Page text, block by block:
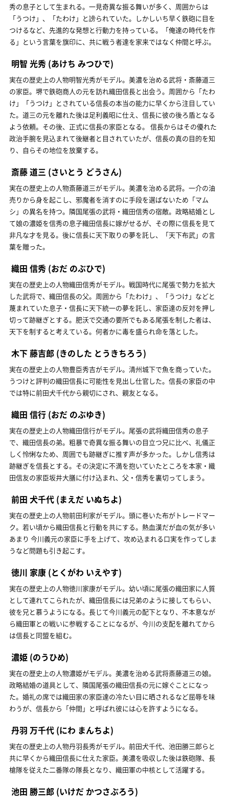
秀の息子として生まれる。一見奇異な振る舞いが多く、周囲からは
「うつけ」、「たわけ」と謗られていた。しかしいち早く鉄砲に目を
つけるなど、先進的な発想と行動力を持っている。「俺達の時代を作
る」という言葉を旗印に、共に戦う者達を家来ではなく仲間と呼ぶ。
明智 光秀 (あけち みつひで)
実在の歴史上の人物明智光秀がモデル。美濃を治める武将・斎藤道三
の家臣。堺で鉄砲商人の元を訪れ織田信長と出会う。周囲から「たわ
け」「うつけ」とされている信長の本当の能力に早くから注目してい
た。道三の元を離れた後は足利義昭に仕え、信長に彼の後ろ盾となる
よう依頼。その後、正式に信長の家臣となる。 信長からはその優れた
政治手腕を見込まれて後継者と目されていたが、信長の真の目的を知
り、自らその地位を放棄する。
斎藤 道三 (さいとう どうさん)
実在の歴史上の人物斎藤道三がモデル。美濃を治める武将。一介の油
売りから身を起こし、邪魔者を消すのに手段を選ばないため「マム
シ」の異名を持つ。隣国尾張の武将・織田信秀の宿敵。政略結婚とし
て娘の濃姫を信秀の息子織田信長に嫁がせるが、その際に信長を見て
非凡な才を見る。後に信長に天下取りの夢を託し、「天下布武」の言
葉を贈った。
織田 信秀 (おだ のぶひで)
実在の歴史上の人物織田信秀がモデル。戦国時代に尾張で勢力を拡大
した武将で、織田信長の父。周囲から「たわけ」、「うつけ」などと
蔑まれていた息子・信長に天下統一の夢を託し、家臣達の反対を押し
切って跡継ぎとする。肥沃で交通の要所でもある尾張を制した者は、
天下を制すると考えている。何者かに毒を盛られ命を落とした。
木下 藤吉郎 (きのした とうきちろう)
実在の歴史上の人物豊臣秀吉がモデル。清州城下で魚を商っていた。
うつけと評判の織田信長に可能性を見出し仕官した。信長の家臣の中
では特に前田犬千代から親切にされ、親友となる。
織田 信行 (おだ のぶゆき)
実在の歴史上の人物織田信行がモデル。尾張の武将織田信秀の息子
で、織田信長の弟。粗暴で奇異な振る舞いの目立つ兄に比べ、礼儀正
しく怜悧なため、周囲でも跡継ぎに推す声が多かった。しかし信秀は
跡継ぎを信長とする。その決定に不満を抱いていたところを本家・織
田信友の家臣坂井大膳に付け込まれ、父・信秀を裏切ってしまう。
前田 犬千代 (まえだ いぬちよ)
実在の歴史上の人物前田利家がモデル。頭に巻いた布がトレードマー
ク。若い頃から織田信長と行動を共にする。熱血漢だが血の気が多い
あまり 今川義元の家臣に手を上げて、攻め込まれる口実を作ってしま
うなど問題も引き起こす。
徳川 家康 (とくがわ いえやす)
実在の歴史上の人物徳川家康がモデル。幼い頃に尾張の織田家に人質
として連れてこられたが、織田信長には兄弟のように接してもらい、
彼を兄と慕うようになる。長じて今川義元の配下となり、不本意なが
ら織田軍との戦いに参戦することになるが、今川の支配を離れてから
は信長と同盟を組む。
濃姫 (のうひめ)
実在の歴史上の人物濃姫がモデル。美濃を治める武将斎藤道三の娘。
政略結婚の道具として、隣国尾張の織田信長の元に嫁ぐことになっ
た。婚礼の席では織田家の家臣達の冷たい目に晒されるなど屈辱を味
わうが、信長から「仲間」と呼ばれ彼には心を許すようになる。
丹羽 万千代 (にわ まんちよ)
実在の歴史上の人物丹羽長秀がモデル。前田犬千代、池田勝三郎らと
共に早くから織田信長に仕えた家臣。美濃を吸収した後は鉄砲隊、長
槍隊を従えた二番隊の隊長となり、織田軍の中核として活躍する。
池田 勝三郎 (いけだ かつさぶろう)